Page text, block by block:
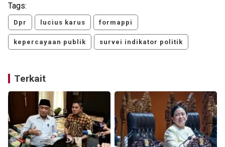
Tags:
Dpr lucius karus formappi
kepercayaan publik survei indikator politik
Terkait